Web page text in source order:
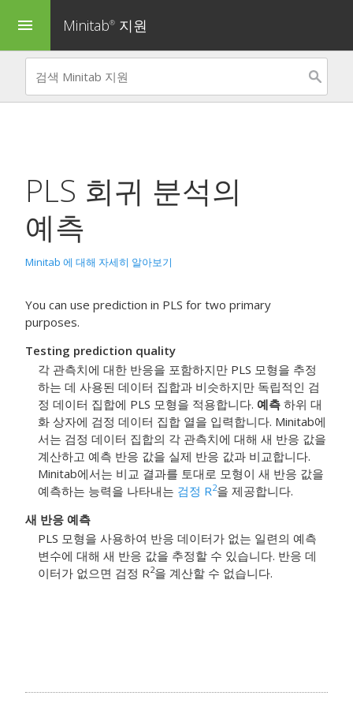
menu Minitab® 지원
PLS 회귀 분석의
예측
Minitab 에 대해 자세히 알아보기
You can use prediction in PLS for two primary
purposes.
Testing prediction quality
각 관측치에 대한 반응을 포함하지만 PLS 모형을 추정
하는 데 사용된 데이터 집합과 비슷하지만 독립적인 검
정 데이터 집합에 PLS 모형을 적용합니다. 예측 하위 대
화 상자에 검정 데이터 집합 열을 입력합니다. Minitab에
서는 검정 데이터 집합의 각 관측치에 대해 새 반응 값을
계산하고 예측 반응 값을 실제 반응 값과 비교합니다.
Minitab에서는 비교 결과를 토대로 모형이 새 반응 값을
예측하는 능력을 나타내는 검정 R2을 제공합니다.
새 반응 예측
PLS 모형을 사용하여 반응 데이터가 없는 일련의 예측
변수에 대해 새 반응 값을 추정할 수 있습니다. 반응 데
이터가 없으면 검정 R2을 계산할 수 없습니다.